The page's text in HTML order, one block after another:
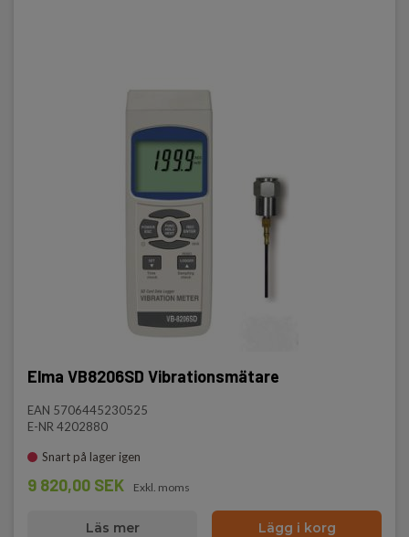
Elma VB8206SD Vibrationsmätare
EAN 5706445230525
E-NR 4202880
Snart på lager igen
9 820,00 SEK Exkl. moms
Läs mer Lägg i korg